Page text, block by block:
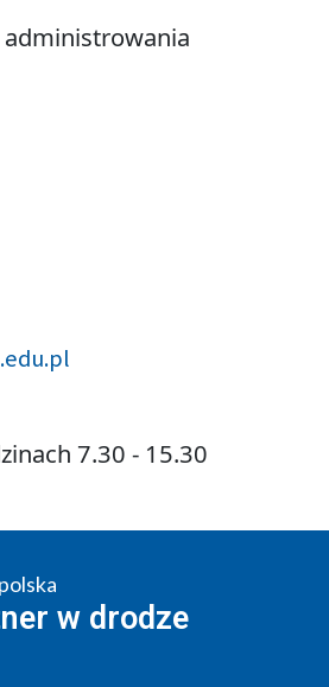
administrowania
7.30 - 15.30
w drodze